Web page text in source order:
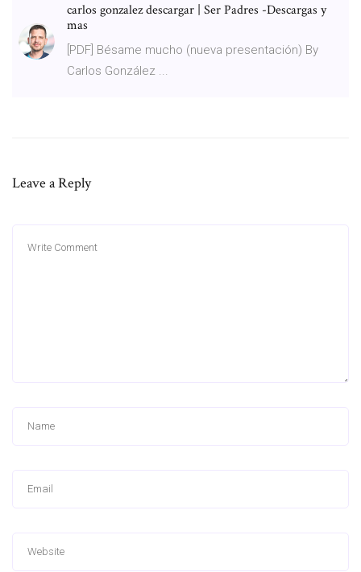
carlos gonzalez descargar | Ser Padres -Descargas y
mas
[PDF] Bésame mucho (nueva presentación) By
Carlos González ...
Leave a Reply